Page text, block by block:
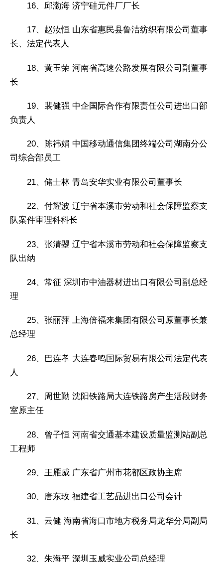
16、邱渤海 济宁硅元件厂厂长
17、赵汝恒 山东省惠民县鲁洁纺织有限公司董事
长、法定代表人
18、黄玉荣 河南省高速公路发展有限公司副董事
长
19、裴健强 中企国际合作有限责任公司进出口部
负责人
20、陈祎娟 中国移动通信集团终端公司湖南分公
司综合部员工
21、储士林 青岛安华实业有限公司董事长
22、付耀波 辽宁省本溪市劳动和社会保障监察支
队案件审理科科长
23、张清曌 辽宁省本溪市劳动和社会保障监察支
队出纳
24、常征 深圳市中油器材进出口有限公司副总经
理
25、张丽萍 上海倍福来集团有限公司原董事长兼
总经理
26、巴连孝 大连春鸣国际贸易有限公司法定代表
人
27、周世勤 沈阳铁路局大连铁路房产生活段财务
室原主任
28、曾子恒 河南省交通基本建设质量监测站副总
工程师
29、王雁威 广东省广州市花都区政协主席
30、唐东玫 福建省工艺品进出口公司会计
31、云健 海南省海口市地方税务局龙华分局副局
长
32、朱海平 深圳玉威实业公司总经理